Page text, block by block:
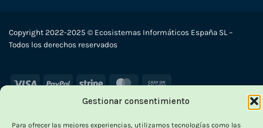
Gestionar consentimiento
Para ofrecer las mejores experiencias, utilizamos tecnologías como las
Copyright 2022-2025 © Ecosistemas Informáticos España SL –
Todos los derechos reservados
Visa PayPal Stripe MasterCard
Cash
On